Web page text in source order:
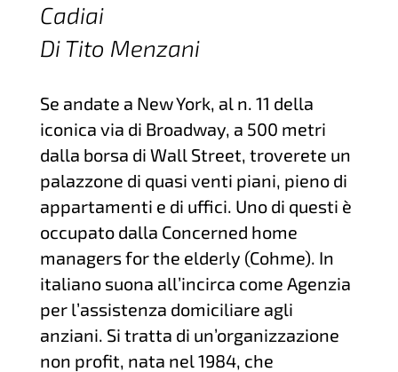
Cadiai
Di Tito Menzani
Se andate a New York, al n. 11 della
iconica via di Broadway, a 500 metri
dalla borsa di Wall Street, troverete un
palazzone di quasi venti piani, pieno di
appartamenti e di uffici. Uno di questi è
occupato dalla Concerned home
managers for the elderly (Cohme). In
italiano suona all’incirca come Agenzia
per l’assistenza domiciliare agli
anziani. Si tratta di un’organizzazione
non profit, nata nel 1984, che